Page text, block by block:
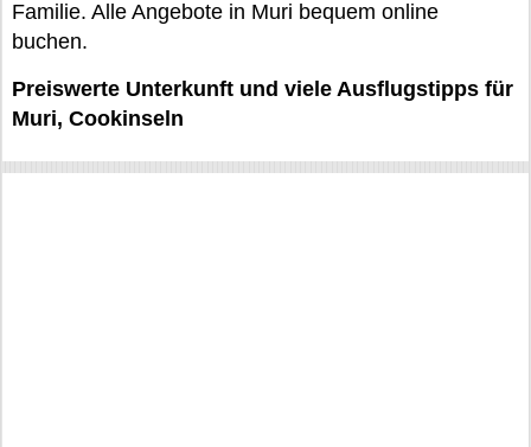
Familie. Alle Angebote in Muri bequem online
buchen.
Preiswerte Unterkunft und viele Ausflugstipps für
Muri, Cookinseln